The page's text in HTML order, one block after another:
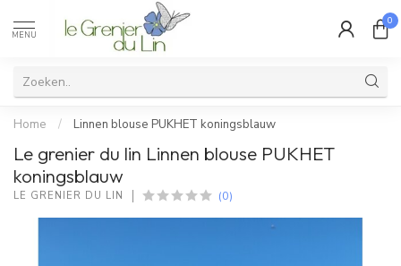
MENU
0
Home / Linnen blouse PUKHET koningsblauw
Le grenier du lin Linnen blouse PUKHET
koningsblauw
LE GRENIER DU LIN (0)